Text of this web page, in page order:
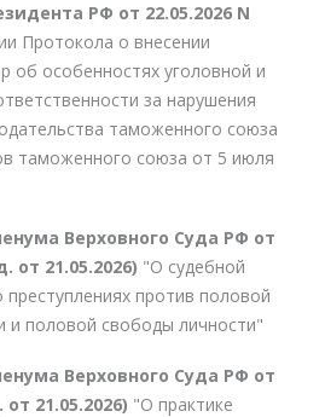
РФ от 22.05.2026 N
Протокола о внесении
об особенностях уголовной и
за нарушения
таможенного союза
таможенного союза от 5 июля
Верховного Суда РФ от
от 21.05.2026) "О судебной
против половой
и половой свободы личности"
Верховного Суда РФ от
от 21.05.2026) "О практике